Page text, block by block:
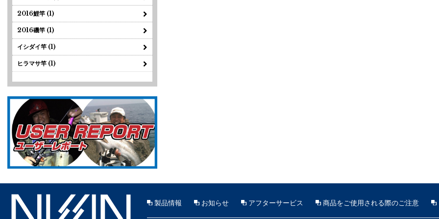
2016鯉竿 (1)
2016磯竿 (1)
イシダイ竿 (1)
ヒラマサ竿 (1)
製品情報 お知らせ アフターサービス 商品をご使用される際のご注意